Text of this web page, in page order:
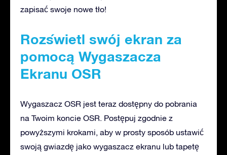
zapisać swoje nowe tło!
Rozświetl swój ekran za
pomocą Wygaszacza
Ekranu OSR
Wygaszacz OSR jest teraz dostępny do pobrania
na Twoim koncie OSR. Postępuj zgodnie z
powyższymi krokami, aby w prosty sposób ustawić
swoją gwiazdę jako wygaszacz ekranu lub tapetę